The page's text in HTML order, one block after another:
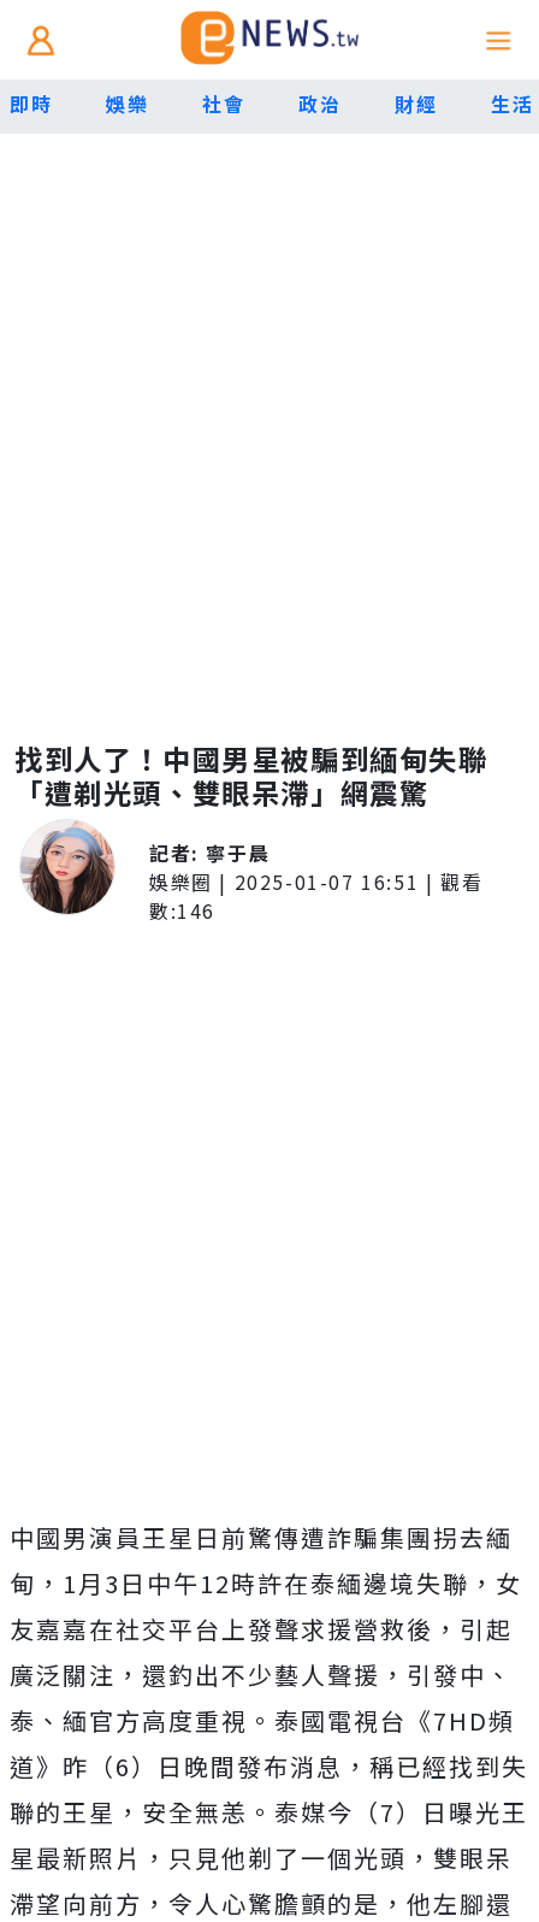
即時 娛樂 社會 政治 財經 生活
找到人了！中國男星被騙到緬甸失聯
「遭剃光頭、雙眼呆滯」網震驚
記者: 寧于晨
娛樂圈 | 2025-01-07 16:51 | 觀看
數:146
中國男演員王星日前驚傳遭詐騙集團拐去緬
甸，1月3日中午12時許在泰緬邊境失聯，女
友嘉嘉在社交平台上發聲求援營救後，引起
廣泛關注，還釣出不少藝人聲援，引發中、
泰、緬官方高度重視。泰國電視台《7HD頻
道》昨（6）日晚間發布消息，稱已經找到失
聯的王星，安全無恙。泰媒今（7）日曝光王
星最新照片，只見他剃了一個光頭，雙眼呆
滯望向前方，令人心驚膽顫的是，他左腳還